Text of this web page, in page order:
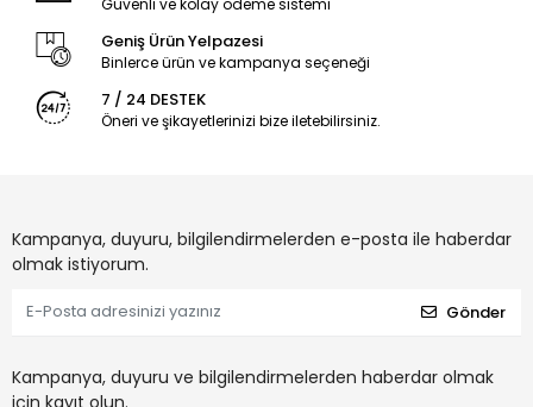
Geniş Ürün Yelpazesi
Binlerce ürün ve kampanya seçeneği
7 / 24 DESTEK
Öneri ve şikayetlerinizi bize iletebilirsiniz.
Kampanya, duyuru, bilgilendirmelerden e-posta ile haberdar
olmak istiyorum.
Gönder
Kampanya, duyuru ve bilgilendirmelerden haberdar olmak
için kayıt olun.